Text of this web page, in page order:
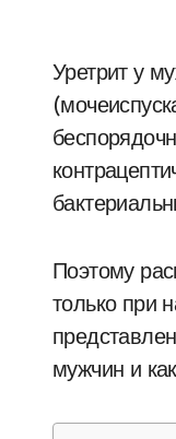
Уретрит у мужчин опасное заболевание, проявляющееся как процесс воспаления уретры
Поэтому
только при
мужчин и